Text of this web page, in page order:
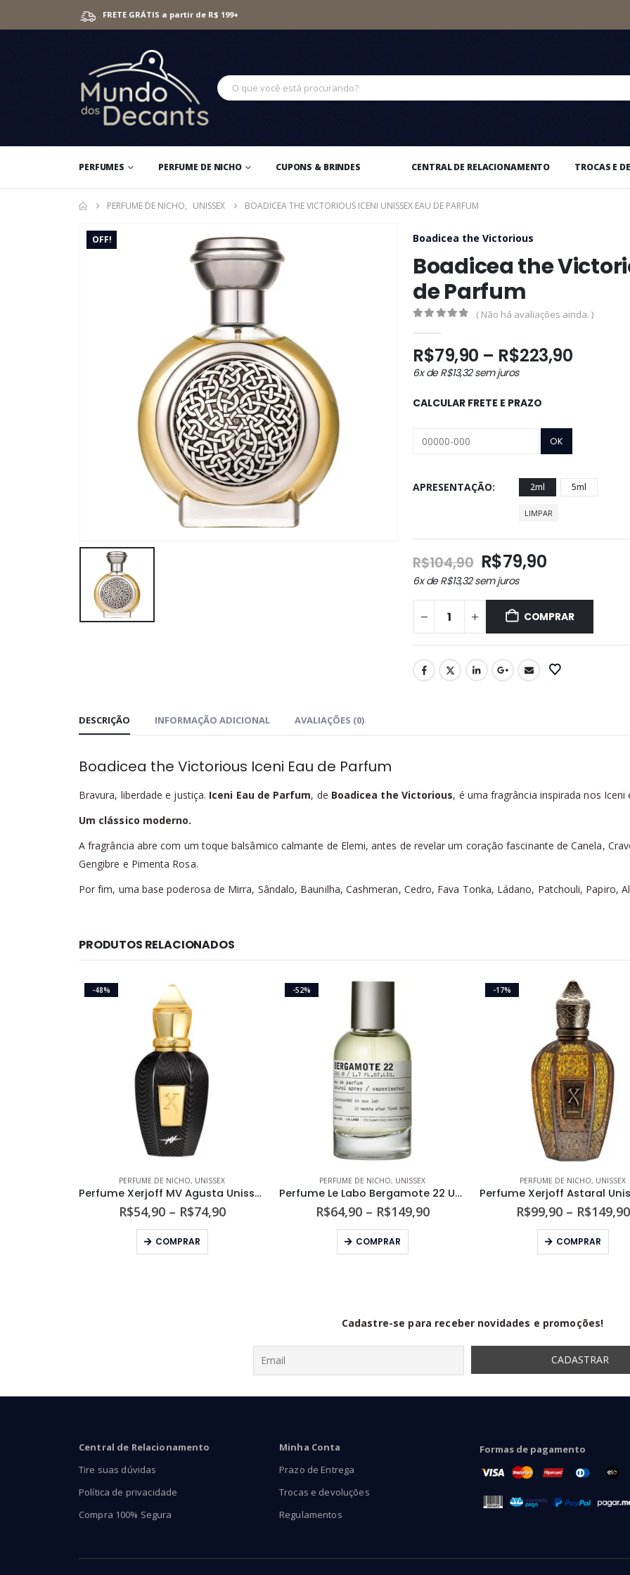
FRETE GRÁTIS a partir de R$ 199+
PERFUMES PERFUME DE NICHO CUPONS & BRINDES CENTRAL DE RELACIONAMENTO TROCAS E
PERFUME DE NICHO, UNISSEX BOADICEA THE VICTORIOUS ICENI UNISSEX EAU DE PARFUM
OFF! Boadicea the Victorious
Boadicea the
de Parfum
( Não há avaliações ainda. )
R$79,90 – R$223,90Faixa
através
6x deR$13,32sem juros
CALCULAR FRETE E PRAZO
APRESENTAÇÃO 2ml 5ml
LIMPAR
R$104,90 O
preço
original
era:
R$104,90.
R$79,90O
atual
é:
R$79,90.
6x deR$13,32sem juros
COMPRAR
DESCRIÇÃO INFORMAÇÃO ADICIONAL AVALIAÇÕES (0)
Boadicea the Victorious Iceni Eau de Parfum
Bravura, liberdade e justiça. Iceni Eau de Parfum, de Boadicea the Victorious, é uma fragrância inspirada nos
Um clássico moderno.
A fragrância abre com um toque balsâmico calmante de Elemi, antes de revelar um coração fascinante de Canela,
Gengibre e Pimenta Rosa.
Por fim, uma base poderosa de Mirra, Sândalo, Baunilha, Cashmeran, Cedro, Fava Tonka, Ládano, Patchouli, Papiro,
PRODUTOS RELACIONADOS
-48%
PERFUME DE NICHO, UNISSEX
Perfume Xerjoff MV Agusta Unissex Eau de Parfum
R$54,90 – R$74,90Faixa
COMPRAR
Este produto tem várias variantes. As opções podem ser escolhidas na página do produto
-52%
PERFUME DE NICHO, UNISSEX
Perfume Le Labo Bergamote 22 Unissex Eau de Parfum
R$64,90 – R$149,90Faixa
COMPRAR
Este produto tem várias variantes. As opções podem ser escolhidas na página do produto
-17%
PERFUME DE NICHO, UNISSEX
R$99,90 – R$149,90
COMPRAR
Este produto tem várias variantes. As opções podem ser
Cadastre-se para receber novidades e promoções!
Central de Relacionamento
Tire suas dúvidas
Política de privacidade
Compra 100% Segura
Minha Conta
Prazo de Entrega
Trocas e devoluções
Regulamentos
Formas de pagamento